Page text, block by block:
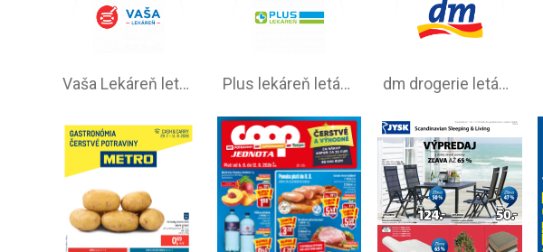
Vaša Lekáreň leták na tento týždeň Plus lekáreň leták online dm drogerie leták na tento týždeň